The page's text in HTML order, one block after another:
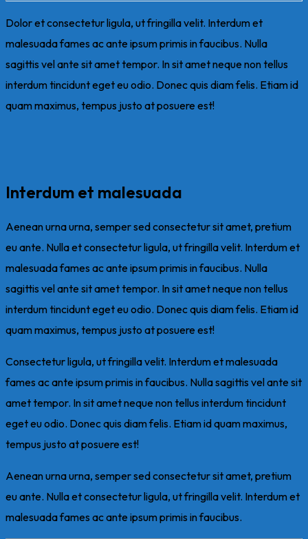
Dolor et consectetur ligula, ut fringilla velit. Interdum et
malesuada fames ac ante ipsum primis in faucibus. Nulla
sagittis vel ante sit amet tempor. In sit amet neque non tellus
interdum tincidunt eget eu odio. Donec quis diam felis. Etiam id
quam maximus, tempus justo at posuere est!
Interdum et malesuada
Aenean urna urna, semper sed consectetur sit amet, pretium
eu ante. Nulla et consectetur ligula, ut fringilla velit. Interdum et
malesuada fames ac ante ipsum primis in faucibus. Nulla
sagittis vel ante sit amet tempor. In sit amet neque non tellus
interdum tincidunt eget eu odio. Donec quis diam felis. Etiam id
quam maximus, tempus justo at posuere est!
Consectetur ligula, ut fringilla velit. Interdum et malesuada
fames ac ante ipsum primis in faucibus. Nulla sagittis vel ante sit
amet tempor. In sit amet neque non tellus interdum tincidunt
eget eu odio. Donec quis diam felis. Etiam id quam maximus,
tempus justo at posuere est!
Aenean urna urna, semper sed consectetur sit amet, pretium
eu ante. Nulla et consectetur ligula, ut fringilla velit. Interdum et
malesuada fames ac ante ipsum primis in faucibus.